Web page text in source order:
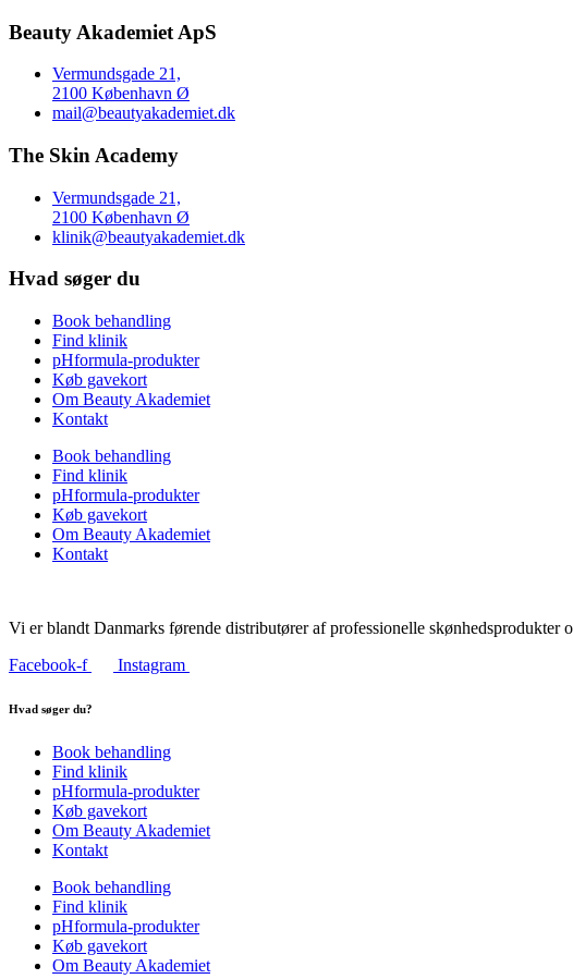
Beauty Akademiet ApS
Vermundsgade 21,
2100 København Ø
mail@beautyakademiet.dk
The Skin Academy
Vermundsgade 21,
2100 København Ø
klinik@beautyakademiet.dk
Hvad søger du
Book behandling
Find klinik
pHformula-produkter
Køb gavekort
Om Beauty Akademiet
Kontakt
Book behandling
Find klinik
pHformula-produkter
Køb gavekort
Om Beauty Akademiet
Kontakt
Vi er blandt Danmarks førende distributører af professionelle skønhedsprodukter
Facebook-f
Instagram
Hvad søger du?
Book behandling
Find klinik
pHformula-produkter
Køb gavekort
Om Beauty Akademiet
Kontakt
Book behandling
Find klinik
pHformula-produkter
Køb gavekort
Om Beauty Akademiet